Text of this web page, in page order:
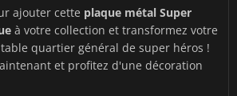
ajouter cette plaque métal Super
à votre collection et transformez votre
quartier général de super héros !
et profitez d'une décoration